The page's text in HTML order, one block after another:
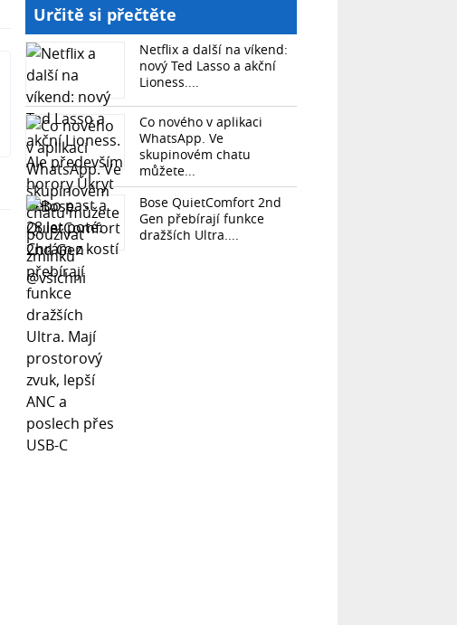
Určitě si přečtěte
Netflix a další na víkend:
nový Ted Lasso a akční
Lioness....
Co nového v aplikaci
WhatsApp. Ve
skupinovém chatu
můžete...
Bose QuietComfort 2nd
Gen přebírají funkce
dražších Ultra....